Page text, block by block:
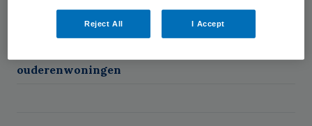
Maandag6 juli 2026
ouderenwoningen
Reject All I Accept